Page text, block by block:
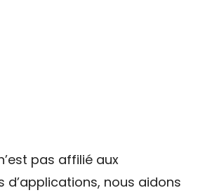
pas affilié aux
d’applications, nous aidons